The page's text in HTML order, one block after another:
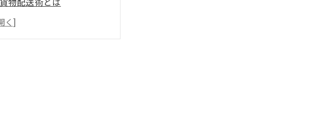
方と自立を実感
配送の始め方
働戦略
稼働戦略を解説